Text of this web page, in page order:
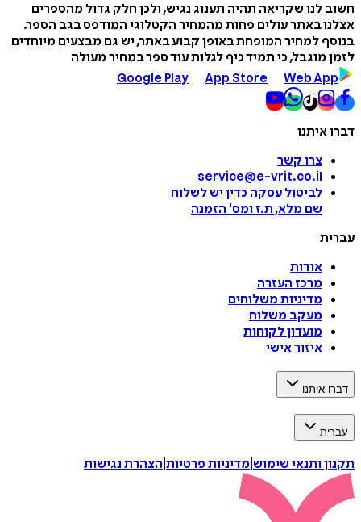
חשוב לנו שקריאה תהיה תענוג נגיש, ולכן חלק גדול מהספרים
אצלנו באתר עולים פחות מהמחיר הקטלוגי המודפס בגב הספר.
בנוסף למחיר המופחת באופן קבוע באתר, יש גם מבצעים מיוחדים
לזמן מוגבל, כי תמיד כיף לגלות עוד ספר במחיר מעולה
Google Play
App Store Web App
דברו איתנו
צרו קשר
service@e-vrit.co.il
לביטול עסקה כדין יש לשלוח
שם מלא, ת.ז ומס' הזמנה
עברית
אודות
מרכז העזרה
מדיניות משלוחים
מעקב משלוח
מועדון לקוחות
איזור אישי
דברו איתנו
עברית
תקנון ותנאי שימוש מדיניות פרטיות הצהרת נגישות